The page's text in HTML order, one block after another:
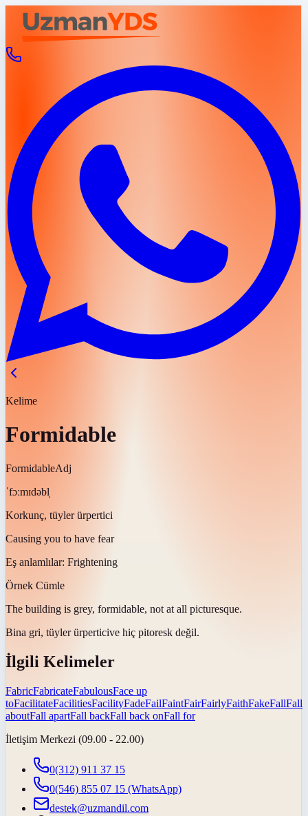
Kelime
Formidable
FormidableAdj
ˈfɔːmɪdəbl̩
Korkunç, tüyler ürpertici
Causing you to have fear
Eş anlamlılar: Frightening
Örnek Cümle
The building is grey, formidable, not at all picturesque.
Bina gri, tüyler ürperticive hiç pitoresk değil.
İlgili Kelimeler
FabricFabricateFabulousFace up
toFacilitateFacilitiesFacilityFadeFailFaintFairFairlyFaithFakeFallFall
aboutFall apartFall backFall back onFall for
İletişim Merkezi (09.00 - 22.00)
0(312) 911 37 15
0(546) 855 07 15 (WhatsApp)
destek@uzmandil.com